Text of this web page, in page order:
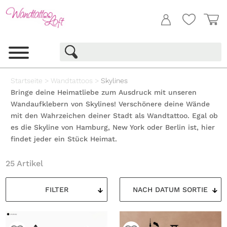
Startseite > Wandtattoos > Skylines
Bringe deine Heimatliebe zum Ausdruck mit unseren
Wandaufklebern von Skylines! Verschönere deine Wände
mit den Wahrzeichen deiner Stadt als Wandtattoo. Egal ob
es die Skyline von Hamburg, New York oder Berlin ist, hier
findet jeder ein Stück Heimat.
FILTER
25 Artikel